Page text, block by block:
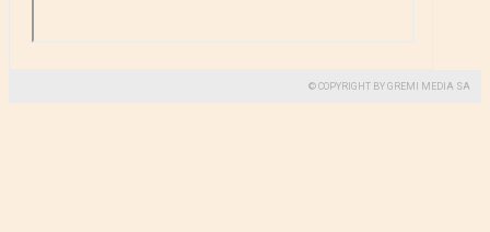
© COPYRIGHT BY GREMI MEDIA SA